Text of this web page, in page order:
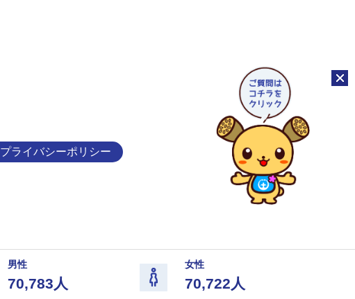
プライバシーポリシー
チャ